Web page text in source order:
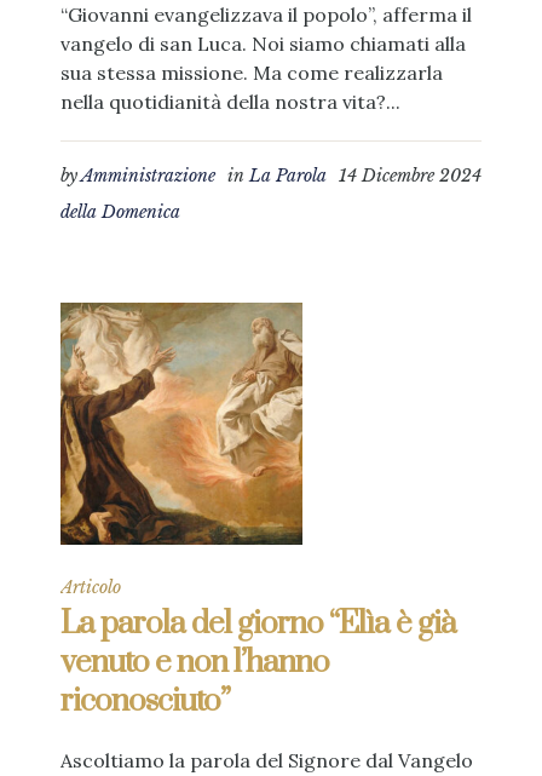
“Giovanni evangelizzava il popolo”, afferma il
vangelo di san Luca. Noi siamo chiamati alla
sua stessa missione. Ma come realizzarla
nella quotidianità della nostra vita?...
14 Dicembre 2024
byAmministrazione inLa Parola
della Domenica
Articolo
La parola del giorno “Elìa è già
venuto e non l’hanno
riconosciuto”
Ascoltiamo la parola del Signore dal Vangelo